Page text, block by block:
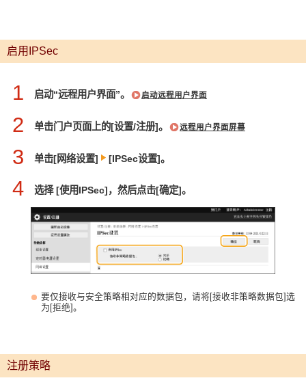
启用IPSec
1 启动“远程用户界面”。 启动远程用户界面
2 单击门户页面上的[设置/注册]。 远程用户界面屏幕
3 单击[网络设置] [IPSec设置]。
4 选择 [使用IPSec]，然后点击[确定]。
要仅接收与安全策略相对应的数据包，请将[接收非策略数据包]选
为[拒绝]。
注册策略